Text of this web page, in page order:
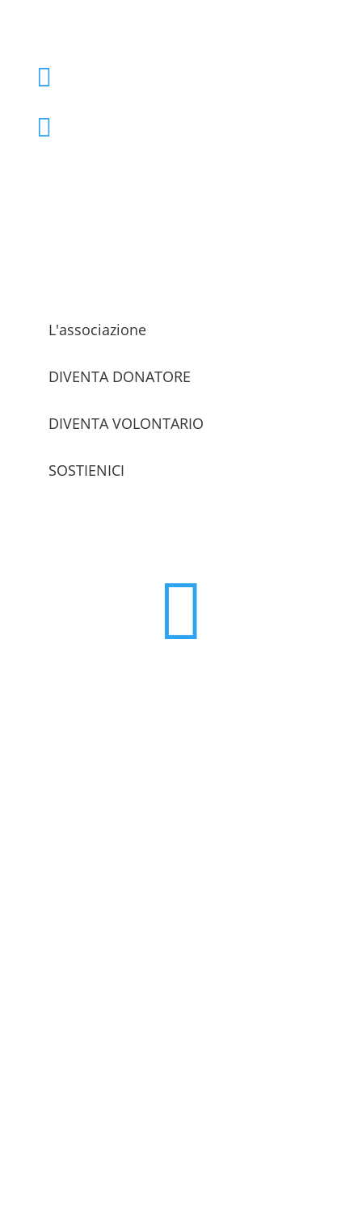


L'associazione
DIVENTA DONATORE
DIVENTA VOLONTARIO
SOSTIENICI
